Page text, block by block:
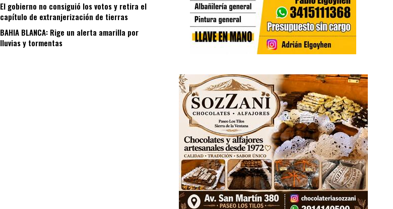
El gobierno no consiguió los votos y retira el
capítulo de extranjerización de tierras
BAHIA BLANCA: Rige un alerta amarilla por
lluvias y tormentas